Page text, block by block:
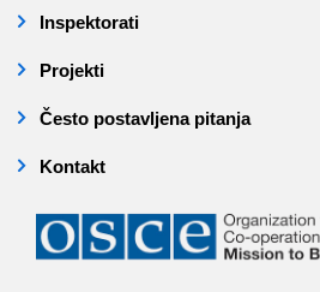
Inspektorati
Projekti
Često postavljena pitanja
Kontakt